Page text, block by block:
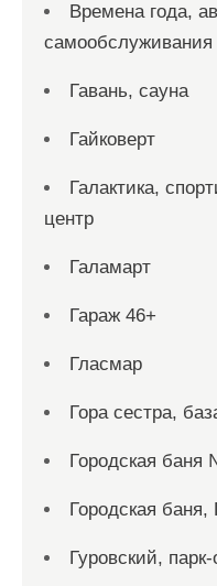
Времена года,
самообслуживания
Гавань, сауна
Гайковерт
Галактика,
центр
Галамарт
Гараж 46+
Гласмар
Гора сестра,
Городская баня
Городская баня,
Гуровский, парк-